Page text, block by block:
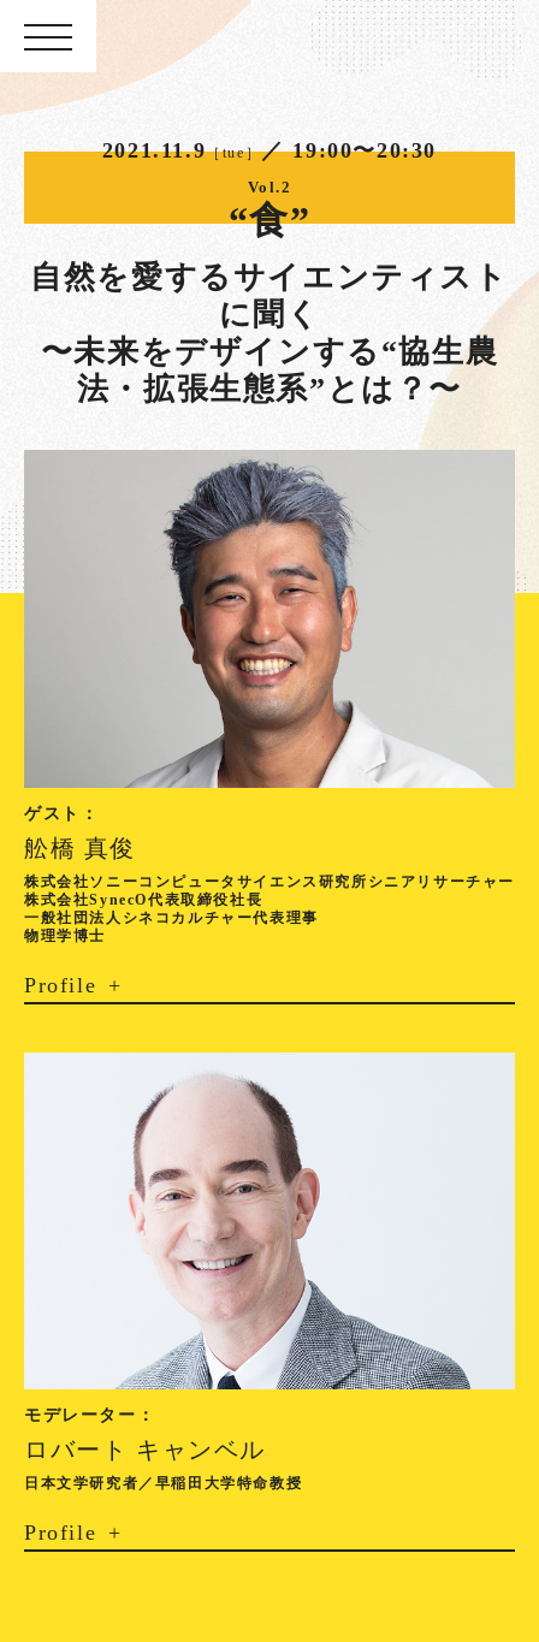
2021.11.9［tue］／ 19:00〜20:30
Vol.2
“食”
自然を愛するサイエンティスト
に聞く
〜未来をデザインする“協生農
法・拡張生態系”とは？〜
ゲスト：
舩橋 真俊
株式会社ソニーコンピュータサイエンス研究所シニアリサーチャー
株式会社SynecO代表取締役社長
一般社団法人シネコカルチャー代表理事
物理学博士
Profile
モデレーター：
ロバート キャンベル
日本文学研究者／早稲田大学特命教授
Profile